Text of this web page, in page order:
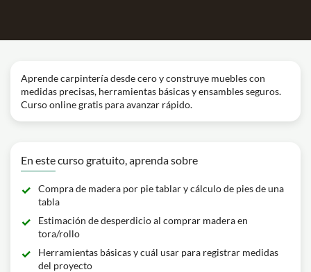
Aprende carpintería desde cero y construye muebles con
medidas precisas, herramientas básicas y ensambles seguros.
Curso online gratis para avanzar rápido.
En este curso gratuito, aprenda sobre
Compra de madera por pie tablar y cálculo de pies de una
tabla
Estimación de desperdicio al comprar madera en
tora/rollo
Herramientas básicas y cuál usar para registrar medidas
del proyecto